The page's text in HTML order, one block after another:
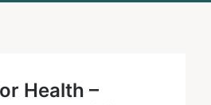
Health –